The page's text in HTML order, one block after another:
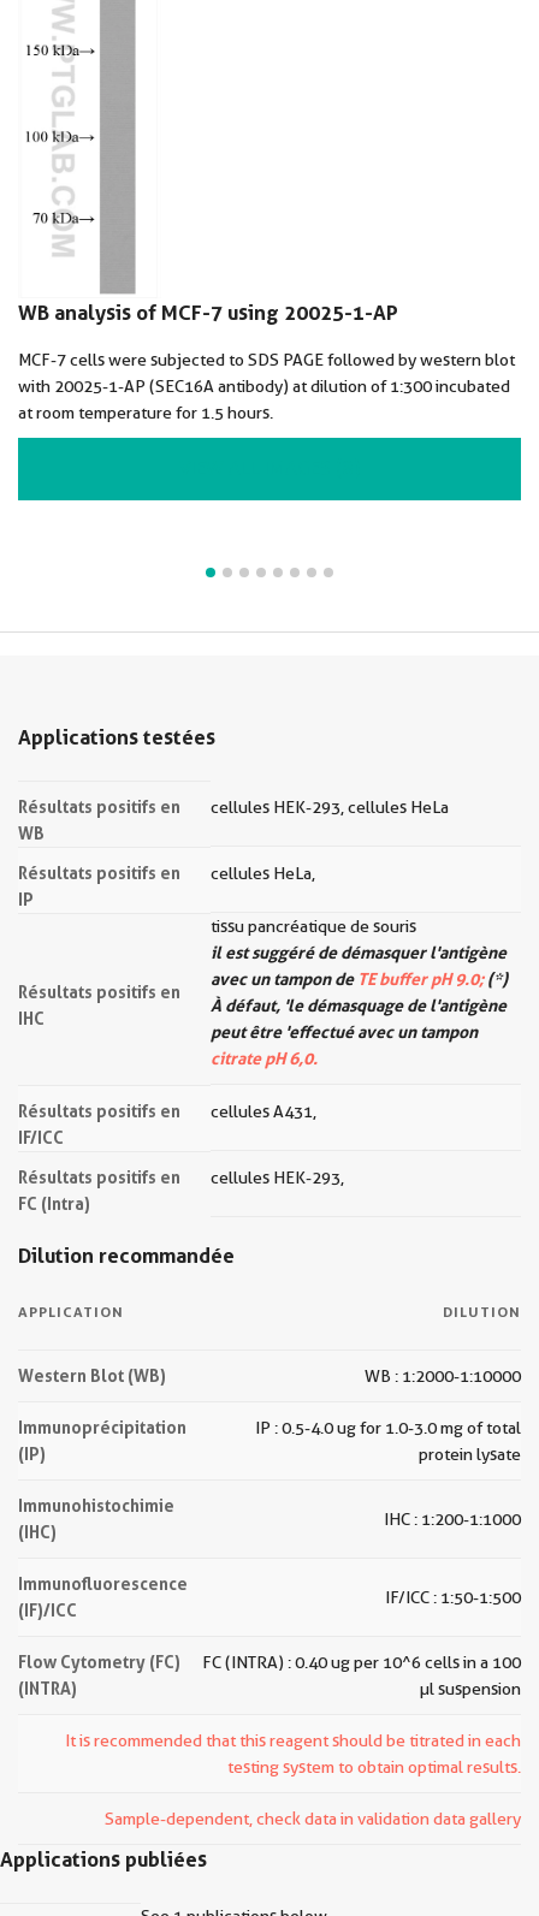
WB analysis of MCF-7 using 20025-1-AP
MCF-7 cells were subjected to SDS PAGE followed by western blot
with 20025-1-AP (SEC16A antibody) at dilution of 1:300 incubated
at room temperature for 1.5 hours.
Applications testées
Résultats positifs en
WB
cellules HEK-293, cellules HeLa
Résultats positifs en
IP
cellules HeLa,
Résultats positifs en
IHC
tissu pancréatique de souris
il est suggéré de démasquer l'antigène
avec un tampon de TE buffer pH 9.0;(*)
À défaut, 'le démasquage de l'antigène
peut être 'effectué avec un tampon
citrate pH 6,0.
Résultats positifs en
IF/ICC
cellules A431,
Résultats positifs en
FC (Intra)
cellules HEK-293,
Dilution recommandée
APPLICATION DILUTION
Western Blot (WB) WB : 1:2000-1:10000
Immunoprécipitation
(IP)
IP : 0.5-4.0 ug for 1.0-3.0 mg of total
protein lysate
Immunohistochimie
(IHC)
IHC : 1:200-1:1000
Immunofluorescence
(IF)/ICC
IF/ICC : 1:50-1:500
Flow Cytometry (FC)
(INTRA)
FC (INTRA) : 0.40 ug per 10^6 cells in a 100
µl suspension
It is recommended that this reagent should be titrated in each
testing system to obtain optimal results.
Sample-dependent, check data in validation data gallery
Applications publiées